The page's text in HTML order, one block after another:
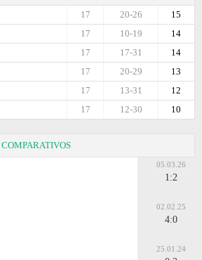
15
20-26
17
14
10-19
17
14
17-31
17
13
20-29
17
12
13-31
17
10
12-30
17
COMPARATIVOS
05.03.26
1:2
02.02.25
4:0
25.01.24